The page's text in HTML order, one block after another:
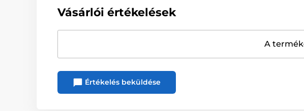
Vásárlói értékelések
A
Értékelés beküldése